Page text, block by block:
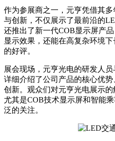
作为参展商之一，元亨凭借其
与创新，不仅展示了最前沿的
还推出了新一代COB显示屏产
显示效果，还能在高复杂环境
的好评。
展会现场，元亨光电的研发人
详细介绍了公司产品的核心优
创新。观众们对元亨光电展示的
尤其是COB技术显示屏和智能
泛的关注。